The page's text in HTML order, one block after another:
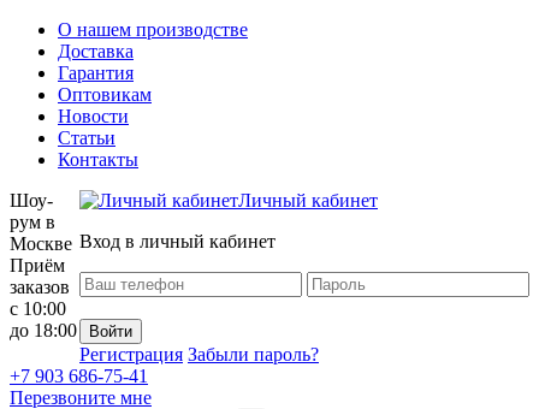
О нашем производстве
Доставка
Гарантия
Оптовикам
Новости
Статьи
Контакты
Личный кабинет
Вход в личный кабинет
Регистрация Забыли пароль?
Шоу-
рум в
Москве
Приём
заказов
с 10:00
до 18:00
+7 903 686-75-41
Перезвоните мне